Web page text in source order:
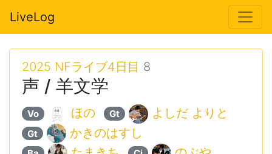
LiveLog
2025 NFライブ4日目 8
声 / 羊文学
Vo ほの Gt よしだ よりと
Gt かきのはすし